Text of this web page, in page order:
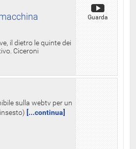
il dietro le quinte dei
Ciceroni
Guarda
sulla webtv per un
[...continua]